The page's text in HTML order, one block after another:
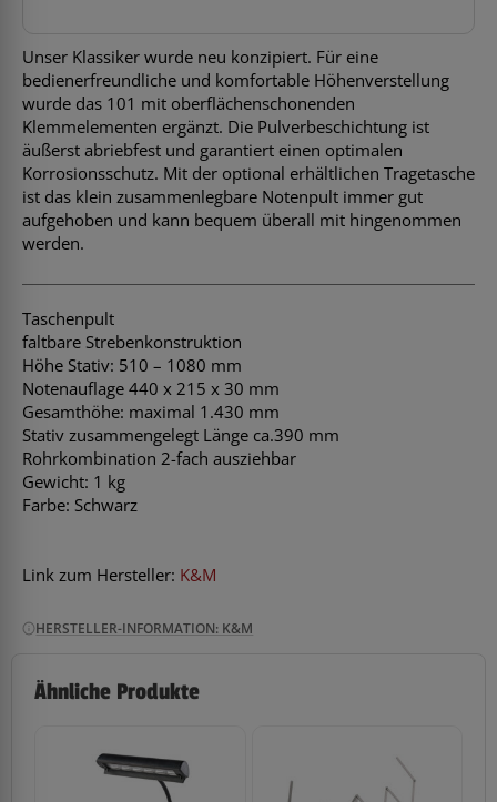
Unser Klassiker wurde neu konzipiert. Für eine
bedienerfreundliche und komfortable Höhenverstellung
wurde das 101 mit oberflächenschonenden
Klemmelementen ergänzt. Die Pulverbeschichtung ist
äußerst abriebfest und garantiert einen optimalen
Korrosionsschutz. Mit der optional erhältlichen Tragetasche
ist das klein zusammenlegbare Notenpult immer gut
aufgehoben und kann bequem überall mit hingenommen
werden.
Taschenpult
faltbare Strebenkonstruktion
Höhe Stativ: 510 – 1080 mm
Notenauflage 440 x 215 x 30 mm
Gesamthöhe: maximal 1.430 mm
Stativ zusammengelegt Länge ca.390 mm
Rohrkombination 2-fach ausziehbar
Gewicht: 1 kg
Farbe: Schwarz
Link zum Hersteller: K&M
HERSTELLER-INFORMATION: K&M
Ähnliche Produkte